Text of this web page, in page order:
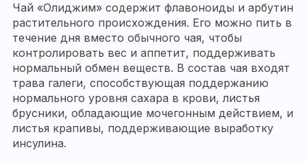
Чай «Олиджим» содержит флавоноиды и арбутин
растительного происхождения. Его можно пить в
течение дня вместо обычного чая, чтобы
контролировать вес и аппетит, поддерживать
нормальный обмен веществ. В состав чая входят
трава галеги, способствующая поддержанию
нормального уровня сахара в крови, листья
брусники, обладающие мочегонным действием, и
листья крапивы, поддерживающие выработку
инсулина.